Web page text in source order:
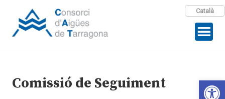
Català
Comissió de Seguiment